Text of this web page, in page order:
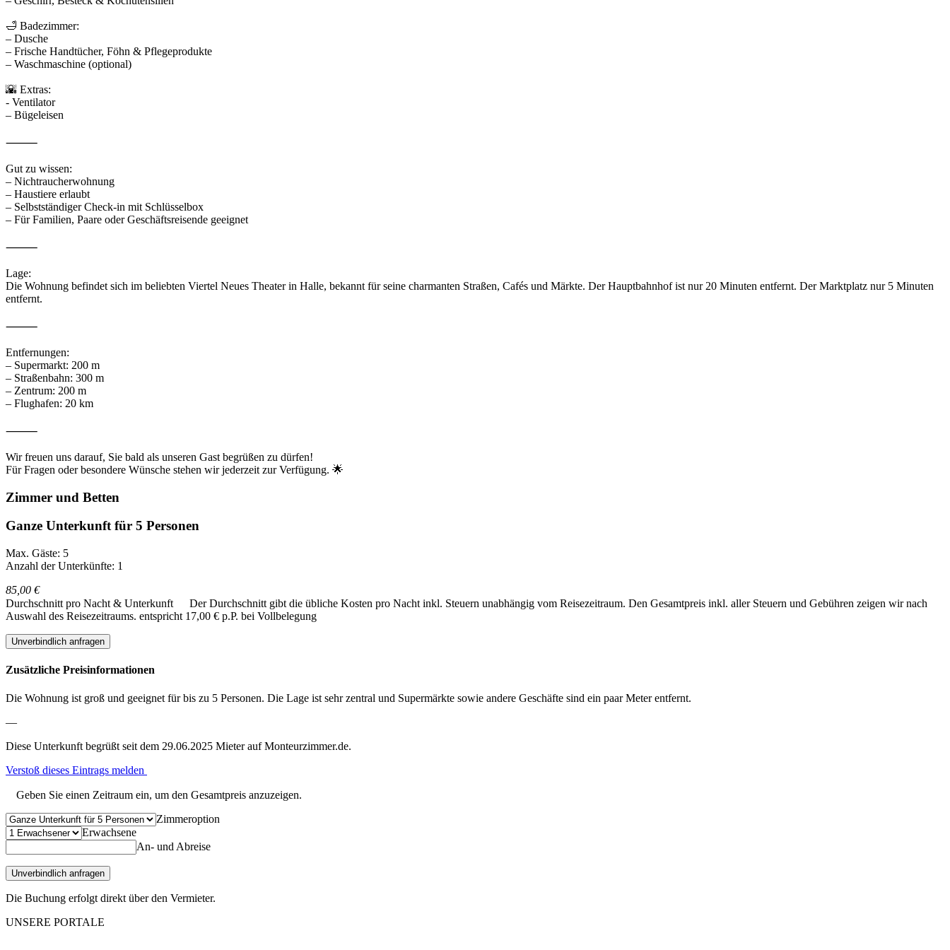
🛁 Badezimmer:
– Dusche
– Frische Handtücher, Föhn & Pflegeprodukte
– Waschmaschine (optional)
🌇 Extras:
- Ventilator
– Bügeleisen
⸻
Gut zu wissen:
– Nichtraucherwohnung
– Haustiere erlaubt
– Selbstständiger Check-in mit Schlüsselbox
– Für Familien, Paare oder Geschäftsreisende geeignet
⸻
Lage:
Die Wohnung befindet sich im beliebten Viertel Neues Theater in Halle, bekannt für seine charmanten Straßen, Cafés und Märkte. Der Hauptbahnhof ist nur 20 Minuten entfernt. Der Marktplatz nur 5 Minuten
entfernt.
⸻
Entfernungen:
– Supermarkt: 200 m
– Straßenbahn: 300 m
– Zentrum: 200 m
– Flughafen: 20 km
⸻
Wir freuen uns darauf, Sie bald als unseren Gast begrüßen zu dürfen!
Für Fragen oder besondere Wünsche stehen wir jederzeit zur Verfügung. 🌟
Zimmer und Betten
Ganze Unterkunft für 5 Personen
Max. Gäste: 5
Anzahl der Unterkünfte: 1
85,00 €
Durchschnitt pro Nacht & Unterkunft
Der Durchschnitt gibt die übliche Kosten pro Nacht inkl. Steuern unabhängig vom Reisezeitraum. Den Gesamtpreis inkl. aller Steuern und Gebühren zeigen wir nach
Auswahl des Reisezeitraums. entspricht 17,00 € p.P. bei Vollbelegung
Unverbindlich anfragen
Zusätzliche Preisinformationen
Die Wohnung ist groß und geeignet für bis zu 5 Personen. Die Lage ist sehr zentral und Supermärkte sowie andere Geschäfte sind ein paar Meter entfernt.
—
Diese Unterkunft begrüßt seit dem 29.06.2025 Mieter auf Monteurzimmer.de.
Verstoß dieses Eintrags melden
Geben Sie einen Zeitraum ein, um den Gesamtpreis anzuzeigen.
Zimmeroption
Erwachsene
An- und Abreise
Unverbindlich anfragen
Die Buchung erfolgt direkt über den Vermieter.
UNSERE PORTALE